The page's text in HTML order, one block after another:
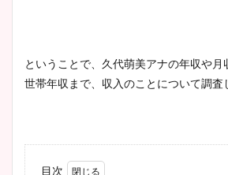
ということで、久代萌美アナの年収や
世帯年収まで、収入のことについて調査
目次